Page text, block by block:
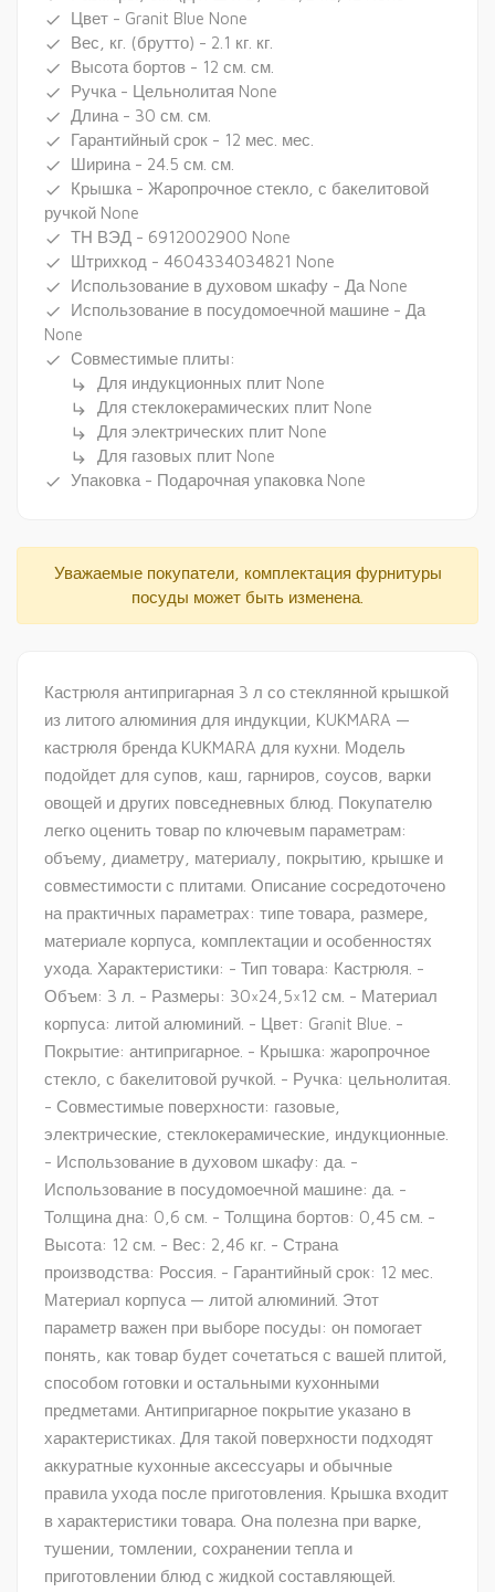
done Цвет - Granit Blue None
done Вес, кг. (брутто) - 2.1 кг. кг.
done Высота бортов - 12 см. см.
done Ручка - Цельнолитая None
done Длина - 30 см. см.
done Гарантийный срок - 12 мес. мес.
done Ширина - 24.5 см. см.
done
Крышка - Жаропрочное стекло, с бакелитовой
ручкой None
done ТН ВЭД - 6912002900 None
done Штрихкод - 4604334034821 None
done Использование в духовом шкафу - Да None
done
Использование в посудомоечной машине - Да
None
done Совместимые плиты:
subdirectory_arrow_right Для индукционных плит None
subdirectory_arrow_right Для стеклокерамических плит None
subdirectory_arrow_right Для электрических плит None
subdirectory_arrow_right Для газовых плит None
done Упаковка - Подарочная упаковка None
Уважаемые покупатели, комплектация фурнитуры
посуды может быть изменена.
Кастрюля антипригарная 3 л со стеклянной крышкой
из литого алюминия для индукции, KUKMARA —
кастрюля бренда KUKMARA для кухни. Модель
подойдет для супов, каш, гарниров, соусов, варки
овощей и других повседневных блюд. Покупателю
легко оценить товар по ключевым параметрам:
объему, диаметру, материалу, покрытию, крышке и
совместимости с плитами. Описание сосредоточено
на практичных параметрах: типе товара, размере,
материале корпуса, комплектации и особенностях
ухода. Характеристики: - Тип товара: Кастрюля. -
Объем: 3 л. - Размеры: 30×24,5×12 см. - Материал
корпуса: литой алюминий. - Цвет: Granit Blue. -
Покрытие: антипригарное. - Крышка: жаропрочное
стекло, с бакелитовой ручкой. - Ручка: цельнолитая.
- Совместимые поверхности: газовые,
электрические, стеклокерамические, индукционные.
- Использование в духовом шкафу: да. -
Использование в посудомоечной машине: да. -
Толщина дна: 0,6 см. - Толщина бортов: 0,45 см. -
Высота: 12 см. - Вес: 2,46 кг. - Страна
производства: Россия. - Гарантийный срок: 12 мес.
Материал корпуса — литой алюминий. Этот
параметр важен при выборе посуды: он помогает
понять, как товар будет сочетаться с вашей плитой,
способом готовки и остальными кухонными
предметами. Антипригарное покрытие указано в
характеристиках. Для такой поверхности подходят
аккуратные кухонные аксессуары и обычные
правила ухода после приготовления. Крышка входит
в характеристики товара. Она полезна при варке,
тушении, томлении, сохранении тепла и
приготовлении блюд с жидкой составляющей.